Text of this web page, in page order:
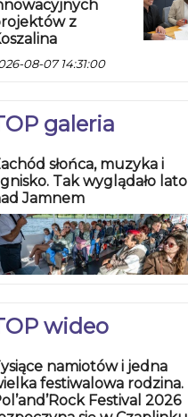
z
08-07 14:31:00
galeria
słońca, muzyka i
Tak wyglądało lato
Jamnem
wideo
namiotów i jedna
festiwalowa rodzina.
Festival 2026